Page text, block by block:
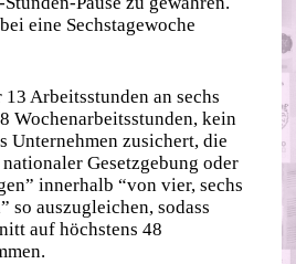
eine Sechstagewoche
Arbeitsstunden an sechs
Wochenarbeitsstunden, kein
Unternehmen zusichert, die
Gesetzgebung oder
innerhalb “von vier, sechs
so auszugleichen, sodass
auf höchstens 48